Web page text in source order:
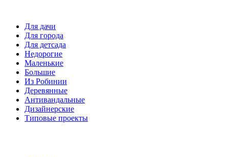
Для дачи
Для города
Для детсада
Недорогие
Маленькие
Большие
Из Робинии
Деревянные
Антивандальные
Дизайнерские
Типовые проекты